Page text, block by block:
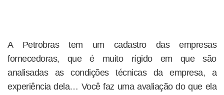
A Petrobras tem um cadastro das empresas
fornecedoras, que é muito rígido em que são
analisadas as condições técnicas da empresa, a
experiência dela… Você faz uma avaliação do que ela